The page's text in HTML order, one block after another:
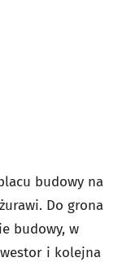
budowy na
Do grona
budowy, w
i kolejna